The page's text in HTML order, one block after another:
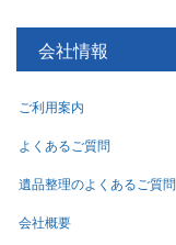
会社情報
ご利用案内
よくあるご質問
遺品整理のよくあるご質問
会社概要